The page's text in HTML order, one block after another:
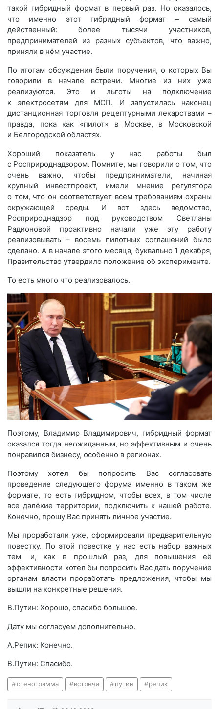
такой гибридный формат в первый раз. Но оказалось,
что именно этот гибридный формат – самый
действенный: более тысячи участников,
предпринимателей из разных субъектов, что важно,
приняли в нём участие.
По итогам обсуждения были поручения, о которых Вы
говорили в начале встречи. Многие из них уже
реализуются. Это и льготы на подключение
к электросетям для МСП. И запустилась наконец
дистанционная торговля рецептурными лекарствами –
правда, пока как «пилот» в Москве, в Московской
и Белгородской областях.
Хороший показатель у нас работы был
с Росприроднадзором. Помните, мы говорили о том, что
очень важно, чтобы предприниматели, начиная
крупный инвестпроект, имели мнение регулятора
о том, что он соответствует всем требованиям охраны
окружающей среды. И вот здесь ведомство,
Росприроднадзор под руководством Светланы
Радионовой проактивно начали уже эту работу
реализовывать – восемь пилотных соглашений было
сделано. А в начале этого месяца, буквально 1 декабря,
Правительство утвердило положение об эксперименте.
То есть много что реализовалось.
Поэтому, Владимир Владимирович, гибридный формат
оказался тогда неожиданным, но эффективным и очень
понравился бизнесу, особенно в регионах.
Поэтому хотел бы попросить Вас согласовать
проведение следующего форума именно в таком же
формате, то есть гибридном, чтобы всех, в том числе
все далёкие территории, подключить к нашей работе.
Конечно, прошу Вас принять личное участие.
Мы проработали уже, сформировали предварительную
повестку. По этой повестке у нас есть набор важных
тем, и, как в прошлый раз, для повышения её
эффективности хотел бы попросить Вас дать поручение
органам власти проработать предложения, чтобы мы
вышли на конкретные решения.
В.Путин: Хорошо, спасибо большое.
Дату мы согласуем дополнительно.
А.Репик: Конечно.
В.Путин: Спасибо.
стенограмма встреча путин репик